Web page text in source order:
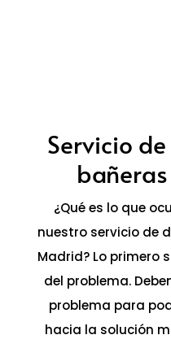
Servicio
¿Qué es lo que
nuestro servicio de
Madrid? Lo primero
del problema.
problema para
hacia la solución